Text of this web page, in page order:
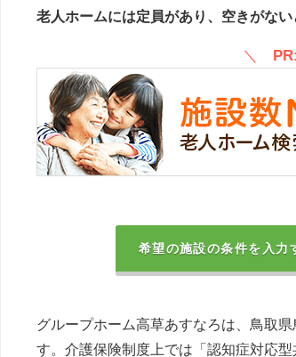
老人ホームには定員があり、空きがな
＼
希望の施設の条件を入力
グループホーム高草あすなろは、鳥取
す。介護保険制度上では「認知症対応